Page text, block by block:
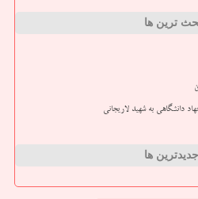
ترین ها
دانشگاهی به شهید لاریجانی
جدیدترین ها